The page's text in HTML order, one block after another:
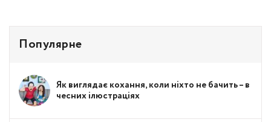
Популярне
Як виглядає кохання, коли ніхто не бачить – в
чесних ілюстраціях